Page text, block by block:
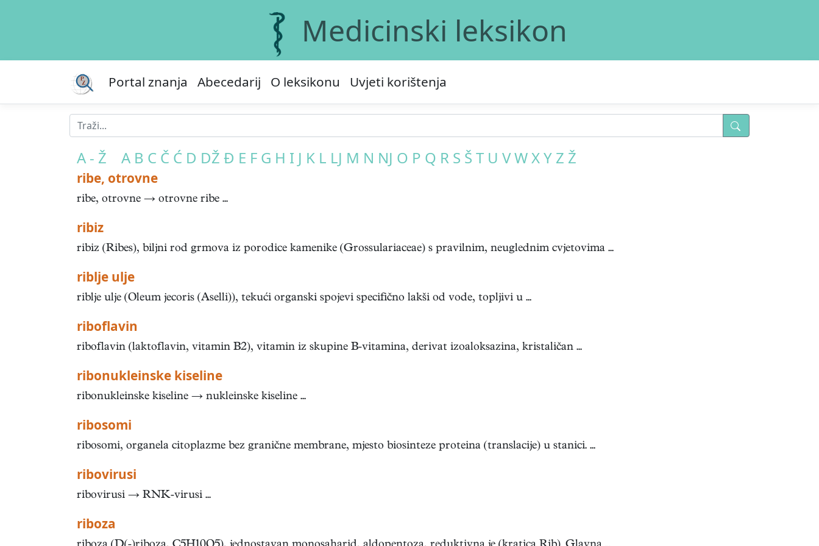
Medicinski leksikon
Portal znanja Abecedarij O leksikonu Uvjeti korištenja
A - Ž A B C Č Ć D DŽ Đ E F G H I J K L LJ M N NJ O P Q R S Š T U VWXY Z Ž
ribe, otrovne
ribe, otrovne → otrovne ribe ...
ribiz
ribiz (Ribes), biljni rod grmova iz porodice kamenike (Grossulariaceae) s pravilnim, neuglednim cvjetovima ...
riblje ulje
riblje ulje (Oleum jecoris (Aselli)), tekući organski spojevi specifično lakši od vode, topljivi u ...
riboflavin
riboflavin (laktoflavin, vitamin B2), vitamin iz skupine B-vitamina, derivat izoaloksazina, kristaličan ...
ribonukleinske kiseline
ribonukleinske kiseline → nukleinske kiseline ...
ribosomi
ribosomi, organela citoplazme bez granične membrane, mjesto biosinteze proteina (translacije) u stanici. ...
ribovirusi
ribovirusi → RNK-virusi ...
riboza